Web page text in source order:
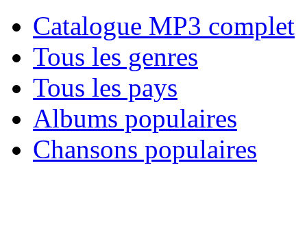
Catalogue MP3 complet
Tous les genres
Tous les pays
Albums populaires
Chansons populaires